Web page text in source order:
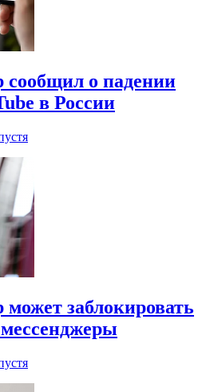
сообщил о падении
в России
может заблокировать